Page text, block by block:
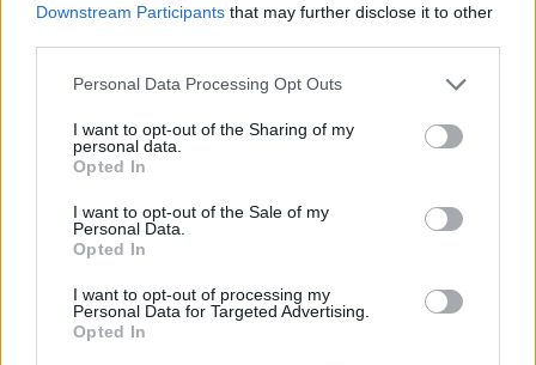
Downstream Participants that may further disclose it to other
Personal Data Processing Opt Outs
I want to opt-out of the Sharing of my
personal data.
Opted In
I want to opt-out of the Sale of my
Personal Data.
Opted In
I want to opt-out of processing my
Personal Data for Targeted Advertising.
Opted In
KEDVES OLVASÓNK!
tartozik, melynek olvasása előfizetéses
regisztrációhoz kötött.
Az előfizetés a következőket tartalmazza:
Portfolio.hu teljes cikkarchívum
Kötéslisták: BÉT elmúlt 2 év napon belüli
kötéslistái
Előfizetés